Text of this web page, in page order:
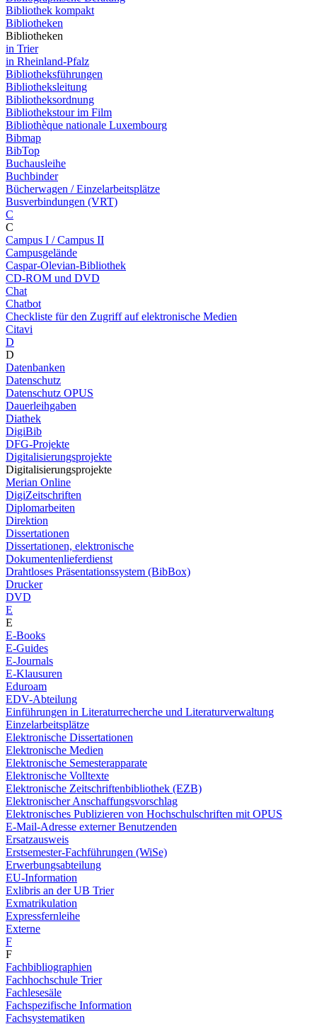
Bibliothek kompakt
Bibliotheken
Bibliotheken
in Trier
in Rheinland-Pfalz
Bibliotheksführungen
Bibliotheksleitung
Bibliotheksordnung
Bibliothekstour im Film
Bibliothèque nationale Luxembourg
Bibmap
BibTop
Buchausleihe
Buchbinder
Bücherwagen / Einzelarbeitsplätze
Busverbindungen (VRT)
C
C
Campus I / Campus II
Campusgelände
Caspar-Olevian-Bibliothek
CD-ROM und DVD
Chat
Chatbot
Checkliste für den Zugriff auf elektronische Medien
Citavi
D
D
Datenbanken
Datenschutz
Datenschutz OPUS
Dauerleihgaben
Diathek
DigiBib
DFG-Projekte
Digitalisierungsprojekte
Digitalisierungsprojekte
Merian Online
DigiZeitschriften
Diplomarbeiten
Direktion
Dissertationen
Dissertationen, elektronische
Dokumentenlieferdienst
Drahtloses Präsentationssystem (BibBox)
Drucker
DVD
E
E
E-Books
E-Guides
E-Journals
E-Klausuren
Eduroam
EDV-Abteilung
Einführungen in Literaturrecherche und Literaturverwaltung
Einzelarbeitsplätze
Elektronische Dissertationen
Elektronische Medien
Elektronische Semesterapparate
Elektronische Volltexte
Elektronische Zeitschriftenbibliothek (EZB)
Elektronischer Anschaffungsvorschlag
Elektronisches Publizieren von Hochschulschriften mit OPUS
E-Mail-Adresse externer Benutzenden
Ersatzausweis
Erstsemester-Fachführungen (WiSe)
Erwerbungsabteilung
EU-Information
Exlibris an der UB Trier
Exmatrikulation
Expressfernleihe
Externe
F
F
Fachbibliographien
Fachhochschule Trier
Fachlesesäle
Fachspezifische Information
Fachsystematiken